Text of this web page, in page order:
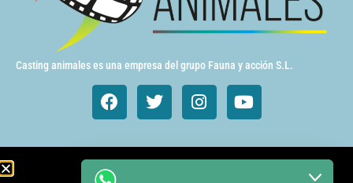
Casting animales es una empresa del grupo Fauna y acción S.L.
Animales de cine y TV